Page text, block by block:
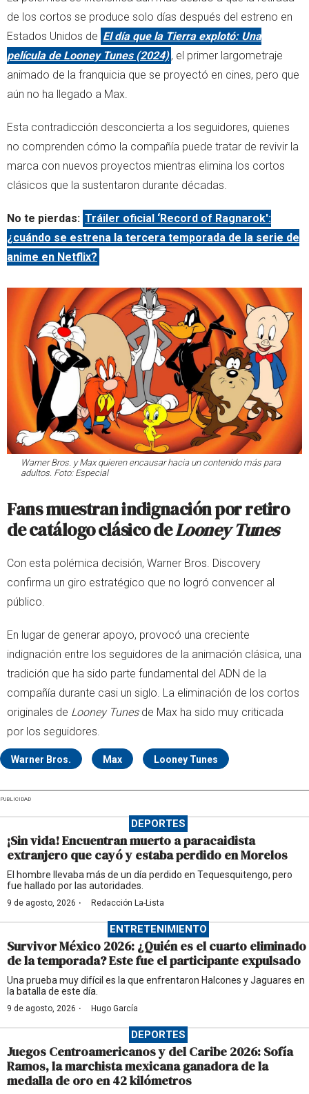
de los cortos se produce solo días después del estreno en
Estados Unidos de El día que la Tierra explotó: Una
película de Looney Tunes (2024) , el primer largometraje
animado de la franquicia que se proyectó en cines, pero que
aún no ha llegado a Max.
Esta contradicción desconcierta a los seguidores, quienes
no comprenden cómo la compañía puede tratar de revivir la
marca con nuevos proyectos mientras elimina los cortos
clásicos que la sustentaron durante décadas.
No te pierdas: Tráiler oficial ‘Record of Ragnarok':
¿cuándo se estrena la tercera temporada de la serie de
anime en Netflix?
Warner Bros. y Max quieren encausar hacia un contenido más para
adultos. Foto: Especial
Fans muestran indignación por retiro
de catálogo clásico deLooney Tunes
Con esta polémica decisión, Warner Bros. Discovery
confirma un giro estratégico que no logró convencer al
público.
En lugar de generar apoyo, provocó una creciente
indignación entre los seguidores de la animación clásica, una
tradición que ha sido parte fundamental del ADN de la
compañía durante casi un siglo. La eliminación de los cortos
originales de Looney Tunesde Max ha sido muy criticada
por los seguidores.
Warner Bros. Max Looney Tunes
PUBLICIDAD
DEPORTES
¡Sin vida! Encuentran muerto a paracaidista
extranjero que cayó y estaba perdido en Morelos
El hombre llevaba más de un día perdido en Tequesquitengo, pero
fue hallado por las autoridades.
9 de agosto, 2026 · Redacción La-Lista
ENTRETENIMIENTO
Survivor México 2026: ¿Quién es el cuarto eliminado
de la temporada? Este fue el participante expulsado
Una prueba muy difícil es la que enfrentaron Halcones y Jaguares en
la batalla de este día.
9 de agosto, 2026 · Hugo García
DEPORTES
Juegos Centroamericanos y del Caribe 2026: Sofía
Ramos, la marchista mexicana ganadora de la
medalla de oro en 42 kilómetros